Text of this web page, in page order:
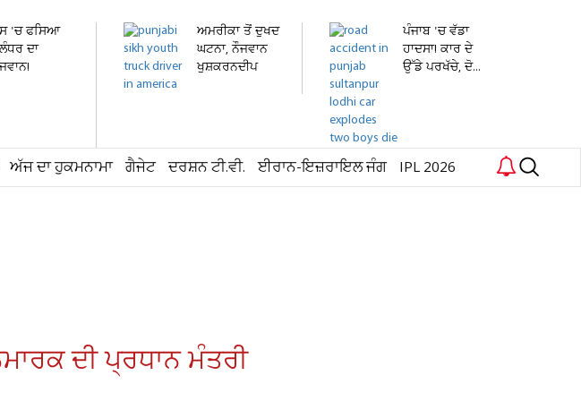
'ਚ ਫਸਿਆ
ਦਾ
ਅਮਰੀਕਾ ਤੋਂ ਦੁਖਦ
ਘਟਨਾ, ਨੌਜਵਾਨ
ਖੁਸ਼ਕਰਨਦੀਪ
ਪੰਜਾਬ 'ਚ ਵੱਡਾ
ਹਾਦਸਾ! ਕਾਰ ਦੇ
ਉੱਡੇ ਪਰਖੱਚੇ, ਦੋ...
ਅੱਜ ਦਾ ਹੁਕਮਨਾਮਾ ਗੈਜੇਟ ਦਰਸ਼ਨ ਟੀ.ਵੀ. ਈਰਾਨ-ਇਜ਼ਰਾਇਲ ਜੰਗ IPL 2026
ਦੀ ਪ੍ਰਧਾਨ ਮੰਤਰੀ